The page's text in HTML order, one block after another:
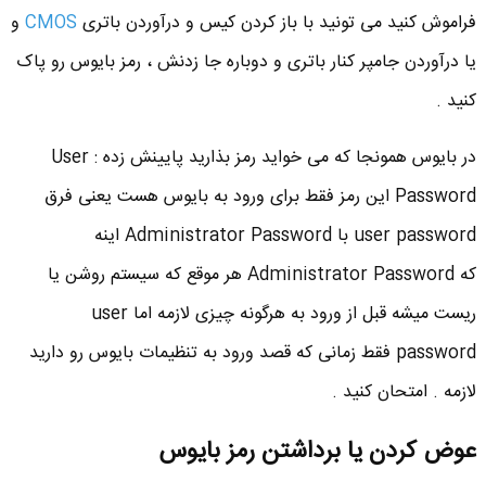
فراموش کنید می تونید با باز کردن کیس و درآوردن باتری CMOS و
یا درآوردن جامپر کنار باتری و دوباره جا زدنش ، رمز بایوس رو پاک
کنید .
در بایوس همونجا که می خواید رمز بذارید پایینش زده : User
Password این رمز فقط برای ورود به بایوس هست یعنی فرق
user password با Administrator Password اینه
که Administrator Password هر موقع که سیستم روشن یا
ریست میشه قبل از ورود به هرگونه چیزی لازمه اما user
password فقط زمانی که قصد ورود به تنظیمات بایوس رو دارید
لازمه . امتحان کنید .
عوض کردن یا برداشتن رمز بایوس